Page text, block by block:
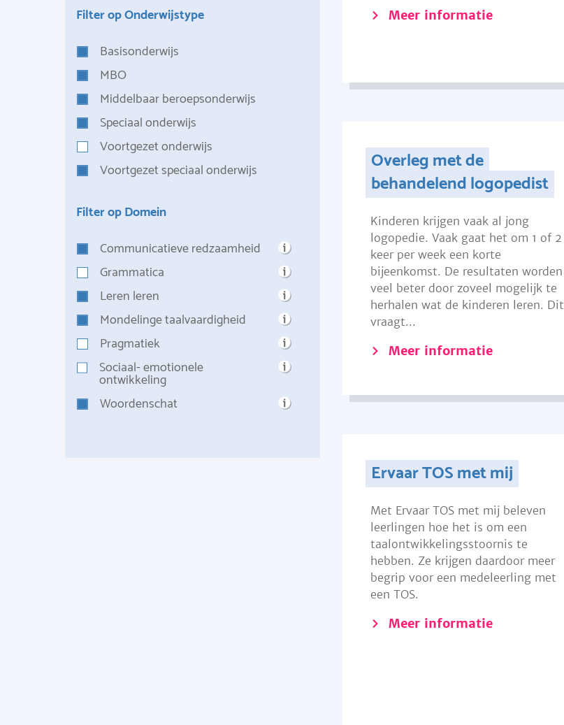
Filter op Onderwijstype
Basisonderwijs
MBO
Middelbaar beroepsonderwijs
Speciaal onderwijs
Voortgezet onderwijs
Voortgezet speciaal onderwijs
Filter op Domein
Communicatieve redzaamheid
Grammatica
Leren leren
Mondelinge taalvaardigheid
Pragmatiek
Sociaal- emotionele
ontwikkeling
Woordenschat
Meer informatie
Overleg met de
behandelend logopedist
Kinderen krijgen vaak al jong
logopedie. Vaak gaat het om 1 of 2
keer per week een korte
bijeenkomst. De resultaten worden
veel beter door zoveel mogelijk te
herhalen wat de kinderen leren. Dit
vraagt...
Meer informatie
Ervaar TOS met mij
Met Ervaar TOS met mij beleven
leerlingen hoe het is om een
taalontwikkelingsstoornis te
hebben. Ze krijgen daardoor meer
begrip voor een medeleerling met
een TOS.
Meer informatie